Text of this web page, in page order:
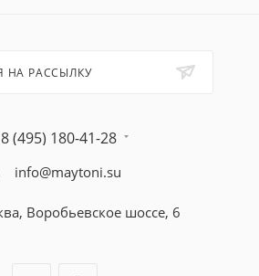
НА РАССЫЛКУ
8 (495) 180-41-28
info@maytoni.su
Воробьевское шоссе, 6